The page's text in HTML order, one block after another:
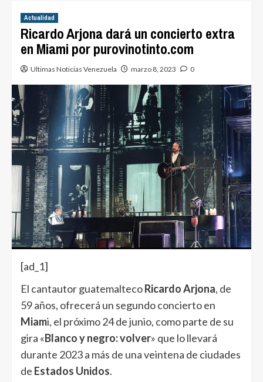
Actualidad
Ricardo Arjona dará un concierto extra
en Miami por purovinotinto.com
Ultimas Noticias Venezuela marzo 8, 2023 0
[ad_1]
El cantautor guatemaltecoRicardo Arjona, de
59 años, ofrecerá un segundo concierto en
Miami, el próximo 24 de junio, como parte de su
gira «Blanco y negro: volver» que lo llevará
durante 2023 a más de una veintena de ciudades
de Estados Unidos.